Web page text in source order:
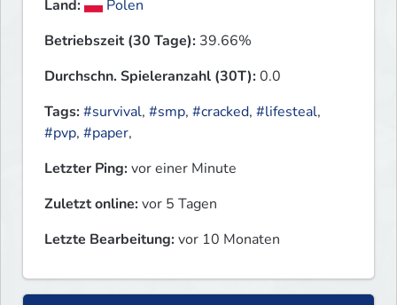
Land:
Polen
Betriebszeit (30 Tage): 39.66%
Durchschn. Spieleranzahl (30T):0.0
Tags:#survival, #smp, #cracked, #lifesteal,
#pvp, #paper,
Letzter Ping:vor einer Minute
Zuletzt online:vor 5 Tagen
Letzte Bearbeitung:vor 10 Monaten